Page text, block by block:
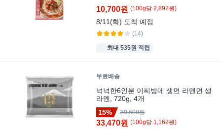
10,700원 (100g당 2,892원)
8/11(화) 도착 예정
(14)
최대 535원 적립
무료배송
넉넉한6인분 이찌방메 생면 라멘면 생
라멘, 720g, 4개
15%
39,600원
33,470원 (100g당 1,162원)